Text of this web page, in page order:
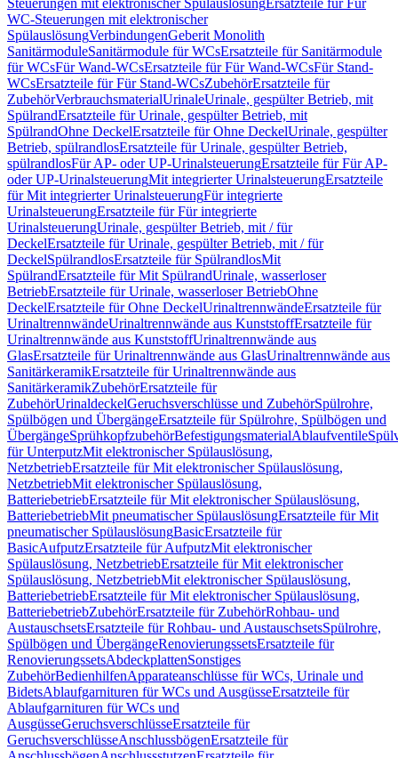
Steuerungen mit elektronischer SpülauslösungErsatzteile für Für
WC-Steuerungen mit elektronischer
SpülauslösungVerbindungenGeberit Monolith
SanitärmoduleSanitärmodule für WCsErsatzteile für Sanitärmodule
für WCsFür Wand-WCsErsatzteile für Für Wand-WCsFür Stand-
WCsErsatzteile für Für Stand-WCsZubehörErsatzteile für
ZubehörVerbrauchsmaterialUrinaleUrinale, gespülter Betrieb, mit
SpülrandErsatzteile für Urinale, gespülter Betrieb, mit
SpülrandOhne DeckelErsatzteile für Ohne DeckelUrinale, gespülter
Betrieb, spülrandlosErsatzteile für Urinale, gespülter Betrieb,
spülrandlosFür AP- oder UP-UrinalsteuerungErsatzteile für Für AP-
oder UP-UrinalsteuerungMit integrierter UrinalsteuerungErsatzteile
für Mit integrierter UrinalsteuerungFür integrierte
UrinalsteuerungErsatzteile für Für integrierte
UrinalsteuerungUrinale, gespülter Betrieb, mit / für
DeckelErsatzteile für Urinale, gespülter Betrieb, mit / für
DeckelSpülrandlosErsatzteile für SpülrandlosMit
SpülrandErsatzteile für Mit SpülrandUrinale, wasserloser
BetriebErsatzteile für Urinale, wasserloser BetriebOhne
DeckelErsatzteile für Ohne DeckelUrinaltrennwändeErsatzteile für
UrinaltrennwändeUrinaltrennwände aus KunststoffErsatzteile für
Urinaltrennwände aus KunststoffUrinaltrennwände aus
GlasErsatzteile für Urinaltrennwände aus GlasUrinaltrennwände aus
SanitärkeramikErsatzteile für Urinaltrennwände aus
SanitärkeramikZubehörErsatzteile für
ZubehörUrinaldeckelGeruchsverschlüsse und ZubehörSpülrohre,
Spülbögen und ÜbergängeErsatzteile für Spülrohre, Spülbögen und
ÜbergängeSprühkopfzubehörBefestigungsmaterialAblaufventile
für UnterputzMit elektronischer Spülauslösung,
NetzbetriebErsatzteile für Mit elektronischer Spülauslösung,
NetzbetriebMit elektronischer Spülauslösung,
BatteriebetriebErsatzteile für Mit elektronischer Spülauslösung,
BatteriebetriebMit pneumatischer SpülauslösungErsatzteile für Mit
pneumatischer SpülauslösungBasicErsatzteile für
BasicAufputzErsatzteile für AufputzMit elektronischer
Spülauslösung, NetzbetriebErsatzteile für Mit elektronischer
Spülauslösung, NetzbetriebMit elektronischer Spülauslösung,
BatteriebetriebErsatzteile für Mit elektronischer Spülauslösung,
BatteriebetriebZubehörErsatzteile für ZubehörRohbau- und
AustauschsetsErsatzteile für Rohbau- und AustauschsetsSpülrohre,
Spülbögen und ÜbergängeRenovierungssetsErsatzteile für
RenovierungssetsAbdeckplattenSonstiges
ZubehörBedienhilfenApparateanschlüsse für WCs, Urinale und
BidetsAblaufgarnituren für WCs und AusgüsseErsatzteile für
Ablaufgarnituren für WCs und
AusgüsseGeruchsverschlüsseErsatzteile für
GeruchsverschlüsseAnschlussbögenErsatzteile für